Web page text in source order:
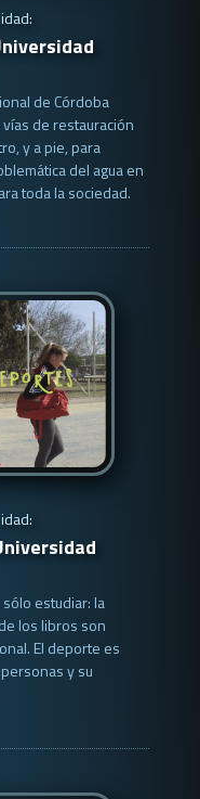
de Córdoba
vías de restauración
y a pie, para
del agua en
toda la sociedad.
estudiar: la
los libros son
El deporte es
y su